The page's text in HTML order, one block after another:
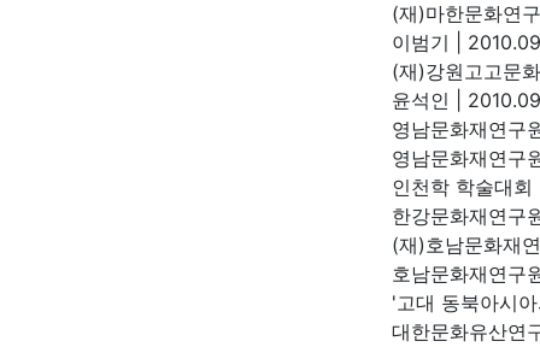
(재)마한문화연
이범기
(재)강원고고문
윤석인
영남문화재연구
영남문화재연구
인천학 학술대
한강문화재연구
(재)호남문화재
호남문화재연구
'고대 동북아시
대한문화유산연